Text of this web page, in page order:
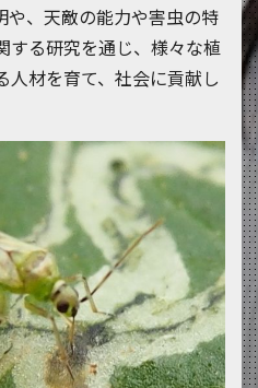
や、天敵の能力や害虫の特
する研究を通じ、様々な植
人材を育て、社会に貢献し